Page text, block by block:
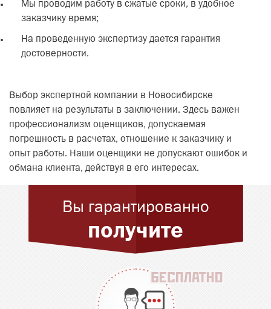
Мы проводим работу в сжатые сроки, в удобное
заказчику время;
На проведенную экспертизу дается гарантия
достоверности.
Выбор экспертной компании в Новосибирске
повлияет на результаты в заключении. Здесь важен
профессионализм оценщиков, допускаемая
погрешность в расчетах, отношение к заказчику и
опыт работы. Наши оценщики не допускают ошибок и
обмана клиента, действуя в его интересах.
Вы гарантированно
получите